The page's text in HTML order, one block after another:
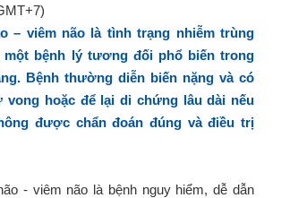
– viêm não là tình trạng nhiễm trùng
một bệnh lý tương đối phổ biến trong
Bệnh thường diễn biến nặng và có
vong hoặc để lại di chứng lâu dài nếu
được chẩn đoán đúng và điều trị
- viêm não là bệnh nguy hiểm, dễ dẫn